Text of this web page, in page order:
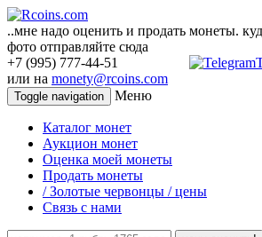
..мне надо оценить и продать монеты.
фото отправляйте сюда
+7 (995) 777-44-51
или на monety@rcoins.com
Toggle navigation Меню
Каталог монет
Аукцион монет
Оценка моей монеты
Продать монеты
/ Золотые червонцы / цены
Связь с нами